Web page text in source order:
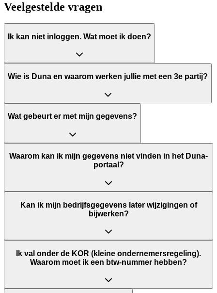
Veelgestelde vragen
Ik kan niet inloggen. Wat moet ik doen?
Wie is Duna en waarom werken jullie met een 3e partij?
Wat gebeurt er met mijn gegevens?
Waarom kan ik mijn gegevens niet vinden in het Duna-
portaal?
Kan ik mijn bedrijfsgegevens later wijzigingen of
bijwerken?
Ik val onder de KOR (kleine ondernemersregeling).
Waarom moet ik een btw-nummer hebben?